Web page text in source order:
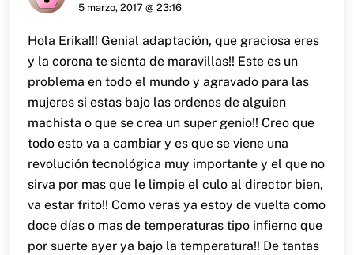
5 marzo, 2017 @ 23:16
Hola Erika!!! Genial adaptación, que graciosa eres
y la corona te sienta de maravillas!! Este es un
problema en todo el mundo y agravado para las
mujeres si estas bajo las ordenes de alguien
machista o que se crea un super genio!! Creo que
todo esto va a cambiar y es que se viene una
revolución tecnológica muy importante y el que no
sirva por mas que le limpie el culo al director bien,
va estar frito!! Como veras ya estoy de vuelta como
doce días o mas de temperaturas tipo infierno que
por suerte ayer ya bajo la temperatura!! De tantas